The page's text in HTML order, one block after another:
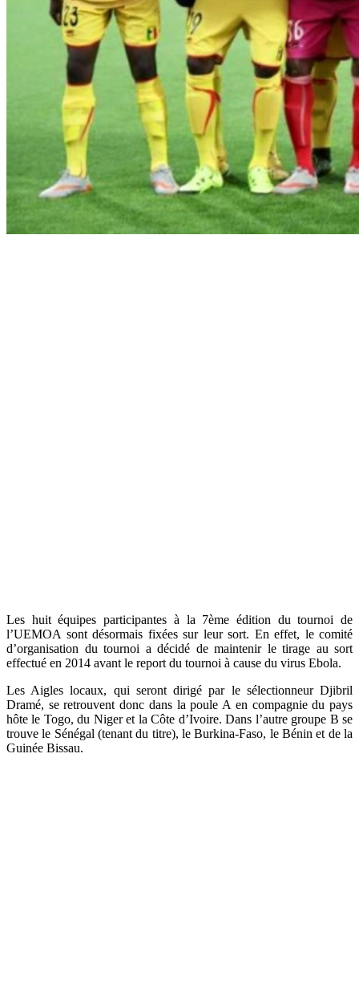
Les huit équipes participantes à la 7ème édition du tournoi de
l’UEMOA sont désormais fixées sur leur sort. En effet, le comité
d’organisation du tournoi a décidé de maintenir le tirage au sort
effectué en 2014 avant le report du tournoi à cause du virus Ebola.
Les Aigles locaux, qui seront dirigé par le sélectionneur Djibril
Dramé, se retrouvent donc dans la poule A en compagnie du pays
hôte le Togo, du Niger et la Côte d’Ivoire. Dans l’autre groupe B se
trouve le Sénégal (tenant du titre), le Burkina-Faso, le Bénin et de la
Guinée Bissau.